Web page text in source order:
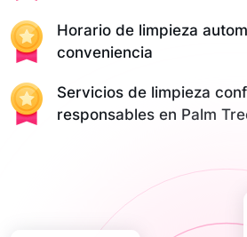
Horario de limpieza
conveniencia
Servicios de limpieza
responsables en Palm